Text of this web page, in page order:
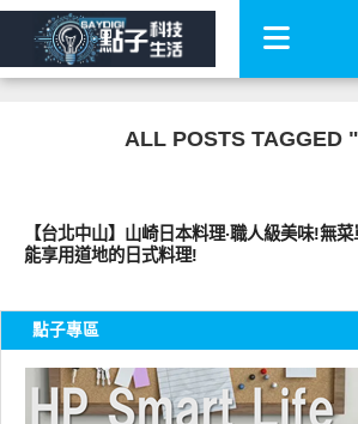
ALL POSTS TAGGED
【台北中山】山崎日本料理‧職人級美味!無
能享用道地的日式料理!
點子專區